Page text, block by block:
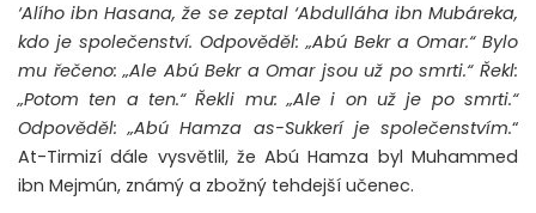
‘Alího ibn Hasana, že se zeptal ‘Abdulláha ibn Mubáreka,
kdo je společenství. Odpověděl: „Abú Bekr a Omar.“ Bylo
mu řečeno: „Ale Abú Bekr a Omar jsou už po smrti.“ Řekl:
„Potom ten a ten.“ Řekli mu: „Ale i on už je po smrti.“
Odpověděl: „Abú Hamza as-Sukkerí je společenstvím.“
At-Tirmizí dále vysvětlil, že Abú Hamza byl Muhammed
ibn Mejmún, známý a zbožný tehdejší učenec.